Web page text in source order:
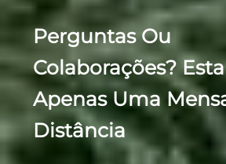
Perguntas Ou
Colaborações?
Apenas Uma
Distância